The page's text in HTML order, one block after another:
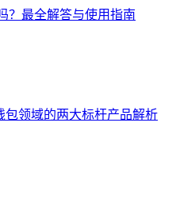
？最全解答与使用指南
包领域的两大标杆产品解析